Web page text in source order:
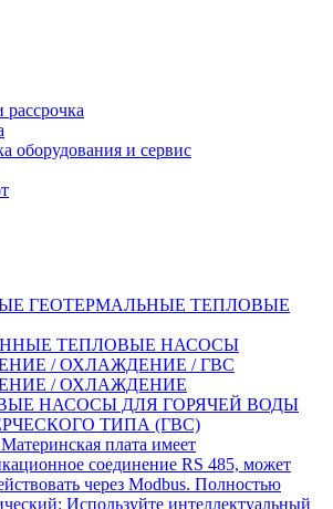
рассрочка
оборудования и сервис
ГЕОТЕРМАЛЬНЫЕ ТЕПЛОВЫЕ
ТЕПЛОВЫЕ НАСОСЫ
/ ОХЛАЖДЕНИЕ / ГВС
/ ОХЛАЖДЕНИЕ
НАСОСЫ ДЛЯ ГОРЯЧЕЙ ВОДЫ
ТИПА (ГВС)
плата имеет
соединение RS 485, может
через Modbus. Полностью
Используйте интеллектуальный